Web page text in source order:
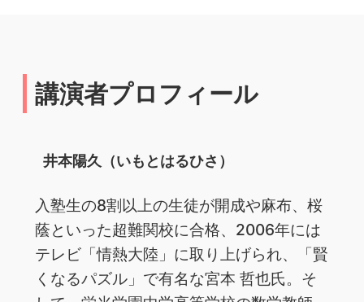
講演者プロフィール
井本陽久（いもとはるひさ）
入塾生の8割以上の生徒が開成や麻布、桜
蔭といった超難関校に合格、️2006年には
テレビ「情熱大陸」に取り上げられ、「賢
くなるパズル」で有名な宮本 哲也氏。そ